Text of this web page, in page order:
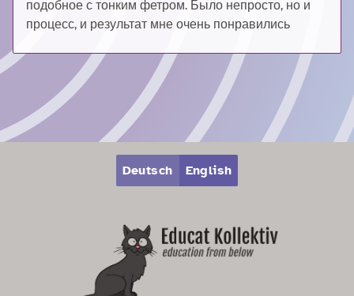
подобное с тонким фетром. Было непросто, но и
процесс, и результат мне очень понравились
Zum Hauptbereich springen
Zum Hauptmenü springen
Deutsch
English